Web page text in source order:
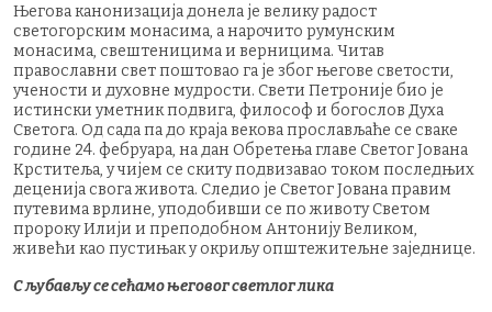
Његова канонизација донела је велику радост
светогорским монасима, а нарочито румунским
монасима, свештеницима и верницима. Читав
православни свет поштовао га је због његове светости,
учености и духовне мудрости. Свети Петроније био је
истински уметник подвига, философ и богослов Духа
Светога. Од сада па до краја векова прослављаће се сваке
године 24. фебруара, на дан Обретења главе Светог Јована
Крститеља, у чијем се скиту подвизавао током последњих
деценија свога живота. Следио је Светог Јована правим
путевима врлине, уподобивши се по животу Светом
пророку Илији и преподобном Антонију Великом,
живећи као пустињак у окриљу општежитељне заједнице.
С љубављу се сећамо његовог светлог лика